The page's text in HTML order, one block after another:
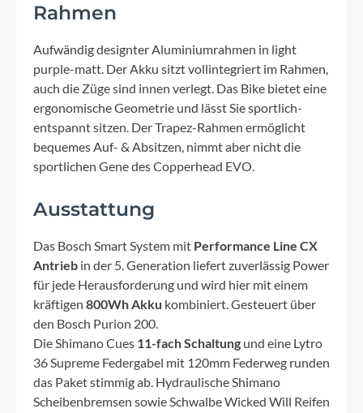
Rahmen
Aufwändig designter Aluminiumrahmen in light
purple-matt. Der Akku sitzt vollintegriert im Rahmen,
auch die Züge sind innen verlegt. Das Bike bietet eine
ergonomische Geometrie und lässt Sie sportlich-
entspannt sitzen. Der Trapez-Rahmen ermöglicht
bequemes Auf- & Absitzen, nimmt aber nicht die
sportlichen Gene des Copperhead EVO.
Ausstattung
Das Bosch Smart System mit Performance Line CX
Antrieb in der 5. Generation liefert zuverlässig Power
für jede Herausforderung und wird hier mit einem
kräftigen 800Wh Akku kombiniert. Gesteuert über
den Bosch Purion 200.
Die Shimano Cues 11-fach Schaltung und eine Lytro
36 Supreme Federgabel mit 120mm Federweg runden
das Paket stimmig ab. Hydraulische Shimano
Scheibenbremsen sowie Schwalbe Wicked Will Reifen